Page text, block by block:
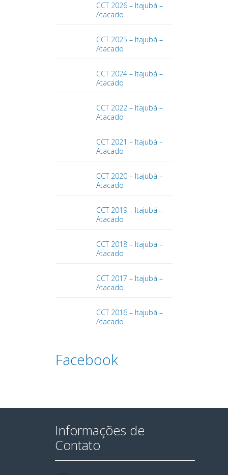
CCT 2026 – Itajubá –
Atacado
CCT 2025 – Itajubá –
Atacado
CCT 2024 – Itajubá –
Atacado
CCT 2022 – Itajubá –
Atacado
CCT 2021 – Itajubá –
Atacado
CCT 2020 – Itajubá –
Atacado
CCT 2019 – Itajubá –
Atacado
CCT 2018 – Itajubá –
Atacado
CCT 2017 – Itajubá –
Atacado
CCT 2016 – Itajubá –
Atacado
Facebook
Informações de
Contato